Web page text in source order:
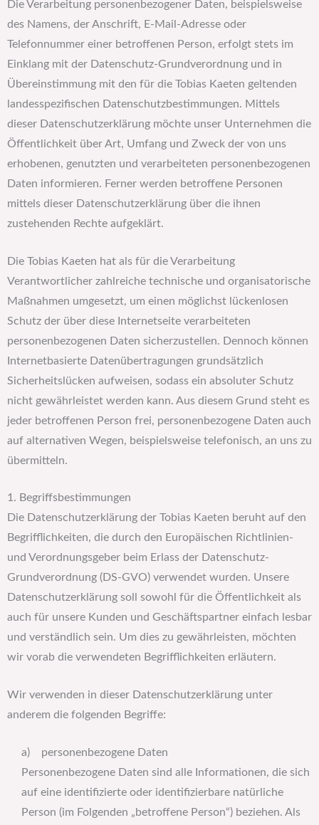
Die Verarbeitung personenbezogener Daten, beispielsweise
des Namens, der Anschrift, E-Mail-Adresse oder
Telefonnummer einer betroffenen Person, erfolgt stets im
Einklang mit der Datenschutz-Grundverordnung und in
Übereinstimmung mit den für die Tobias Kaeten geltenden
landesspezifischen Datenschutzbestimmungen. Mittels
dieser Datenschutzerklärung möchte unser Unternehmen die
Öffentlichkeit über Art, Umfang und Zweck der von uns
erhobenen, genutzten und verarbeiteten personenbezogenen
Daten informieren. Ferner werden betroffene Personen
mittels dieser Datenschutzerklärung über die ihnen
zustehenden Rechte aufgeklärt.
Die Tobias Kaeten hat als für die Verarbeitung
Verantwortlicher zahlreiche technische und organisatorische
Maßnahmen umgesetzt, um einen möglichst lückenlosen
Schutz der über diese Internetseite verarbeiteten
personenbezogenen Daten sicherzustellen. Dennoch können
Internetbasierte Datenübertragungen grundsätzlich
Sicherheitslücken aufweisen, sodass ein absoluter Schutz
nicht gewährleistet werden kann. Aus diesem Grund steht es
jeder betroffenen Person frei, personenbezogene Daten auch
auf alternativen Wegen, beispielsweise telefonisch, an uns zu
übermitteln.
1. Begriffsbestimmungen
Die Datenschutzerklärung der Tobias Kaeten beruht auf den
Begrifflichkeiten, die durch den Europäischen Richtlinien-
und Verordnungsgeber beim Erlass der Datenschutz-
Grundverordnung (DS-GVO) verwendet wurden. Unsere
Datenschutzerklärung soll sowohl für die Öffentlichkeit als
auch für unsere Kunden und Geschäftspartner einfach lesbar
und verständlich sein. Um dies zu gewährleisten, möchten
wir vorab die verwendeten Begrifflichkeiten erläutern.
Wir verwenden in dieser Datenschutzerklärung unter
anderem die folgenden Begriffe:
a) personenbezogene Daten
Personenbezogene Daten sind alle Informationen, die sich
auf eine identifizierte oder identifizierbare natürliche
Person (im Folgenden „betroffene Person“) beziehen. Als